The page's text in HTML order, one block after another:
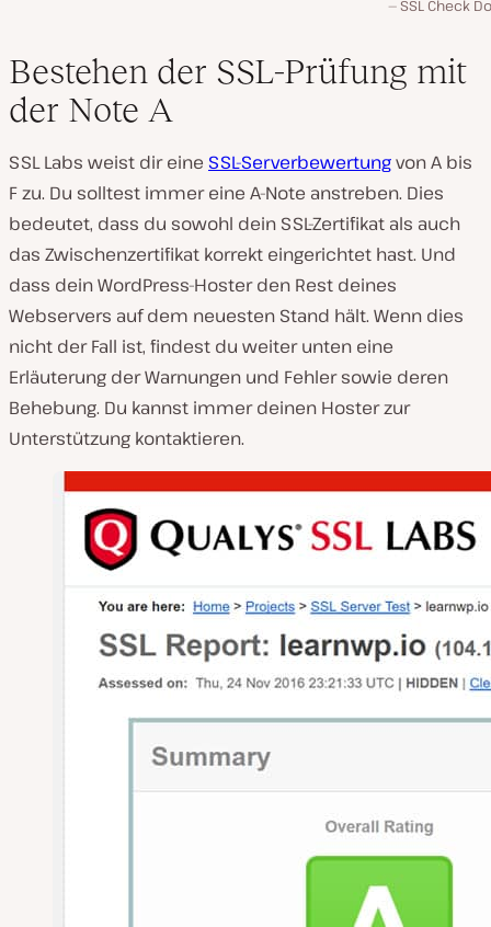
SSL Check
Bestehen der SSL-Prüfung mit
der Note A
SSL Labs weist dir eine SSL-Serverbewertungvon A bis
F zu. Du solltest immer eine A-Note anstreben. Dies
bedeutet, dass du sowohl dein SSL-Zertifikat als auch
das Zwischenzertifikat korrekt eingerichtet hast. Und
dass dein WordPress-Hoster den Rest deines
Webservers auf dem neuesten Stand hält. Wenn dies
nicht der Fall ist, findest du weiter unten eine
Erläuterung der Warnungen und Fehler sowie deren
Behebung. Du kannst immer deinen Hoster zur
Unterstützung kontaktieren.